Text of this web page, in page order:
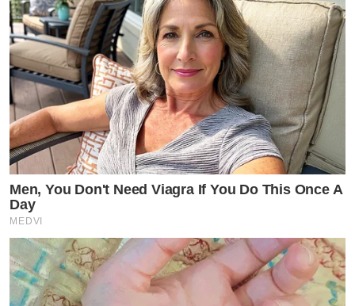
Men, You Don't Need Viagra If You Do This Once A
Day
MEDVI